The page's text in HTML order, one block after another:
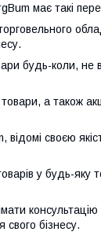
має такі
будь-коли,
товари, а також
відомі своєю
у будь-яку
консультацію
бізнесу.